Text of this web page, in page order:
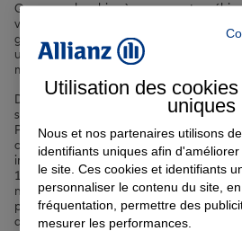
Que vous cherchiez à assurer votre
votre santé ou votre prêt immobilier, nos
guider.Paris 18ème, avec ses 200 000
unique entre le charme de Montmartre et
mérite une
Découvrez nos offres d'
assurance auto,
sereinement dans les rues parisiennes du
Pour votre appartement situé dans ce
capitale, notreassurance habitation
imprévus. Si vous envisagez d'acheter un
18ème, notreassurance prêt immobilier
notrecomplémentaire santévous offre
pour prendre soin de vous et de votre
arrondissement parisien.
Utilisation des
uniques
Nous et nos partenaires utilisons
identifiants uniques afin
le site. Ces cookies et identifiants
personnaliser le contenu du site,
fréquentation, permettre des
mesurer les performances.